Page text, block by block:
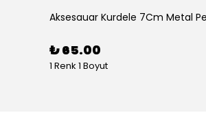
₺ 65.00
1 Renk 1 Boyut